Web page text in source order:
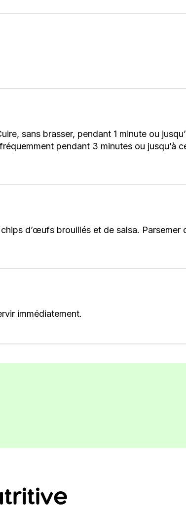
sans brasser, pendant 1 minute ou
pendant 3 minutes ou jusqu’à
d’œufs brouillés et de salsa. Parsemer
immédiatement.